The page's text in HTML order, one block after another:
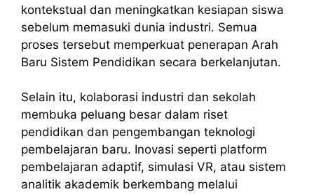
kontekstual dan meningkatkan kesiapan siswa
sebelum memasuki dunia industri. Semua
proses tersebut memperkuat penerapan Arah
Baru Sistem Pendidikan secara berkelanjutan.
Selain itu, kolaborasi industri dan sekolah
membuka peluang besar dalam riset
pendidikan dan pengembangan teknologi
pembelajaran baru. Inovasi seperti platform
pembelajaran adaptif, simulasi VR, atau sistem
analitik akademik berkembang melalui